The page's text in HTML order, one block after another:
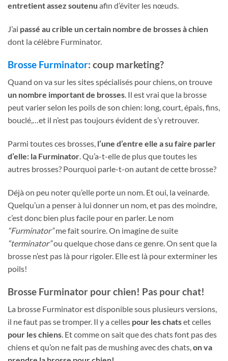
entretient assez soutenu afin d’éviter les nœuds.
J’ai passé au crible un certain nombre de brosses à chien
dont la célèbre Furminator.
Brosse Furminator: coup marketing?
Quand on va sur les sites spécialisés pour chiens, on trouve
un nombre important de brosses. Il est vrai que la brosse
peut varier selon les poils de son chien: long, court, épais, fins,
bouclé,…et il n’est pas toujours évident de s’y retrouver.
Parmi toutes ces brosses, l’une d’entre elle a su faire parler
d’elle: la Furminator. Qu’a-t-elle de plus que toutes les
autres brosses? Pourquoi parle-t-on autant de cette brosse?
Déjà on peu noter qu’elle porte un nom. Et oui, la veinarde.
Quelqu’un a penser à lui donner un nom, et pas des moindre,
c’est donc bien plus facile pour en parler. Le nom
“Furminator”me fait sourire. On imagine de suite
“terminator”ou quelque chose dans ce genre. On sent que la
brosse n’est pas là pour rigoler. Elle est là pour exterminer les
poils!
Brosse Furminator pour chien! Pas pour chat!
La brosse Furminator est disponible sous plusieurs versions,
il ne faut pas se tromper. Il y a celles pour les chatset celles
pour les chiens. Et comme on sait que des chats font pas des
chiens et qu’on ne fait pas de mushing avec des chats,on va